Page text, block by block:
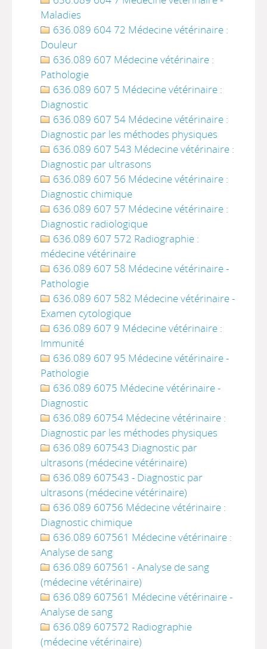
Maladies
636.089 604 72 Médecine vétérinaire :
Douleur
636.089 607 Médecine vétérinaire :
Pathologie
636.089 607 5 Médecine vétérinaire :
Diagnostic
636.089 607 54 Médecine vétérinaire :
Diagnostic par les méthodes physiques
636.089 607 543 Médecine vétérinaire :
Diagnostic par ultrasons
636.089 607 56 Médecine vétérinaire :
Diagnostic chimique
636.089 607 57 Médecine vétérinaire :
Diagnostic radiologique
636.089 607 572 Radiographie :
médecine vétérinaire
636.089 607 58 Médecine vétérinaire -
Pathologie
636.089 607 582 Médecine vétérinaire -
Examen cytologique
636.089 607 9 Médecine vétérinaire :
Immunité
636.089 607 95 Médecine vétérinaire -
Pathologie
636.089 6075 Médecine vétérinaire -
Diagnostic
636.089 60754 Médecine vétérinaire :
Diagnostic par les méthodes physiques
636.089 607543 Diagnostic par
ultrasons (médecine vétérinaire)
636.089 607543 - Diagnostic par
ultrasons (médecine vétérinaire)
636.089 60756 Médecine vétérinaire :
Diagnostic chimique
636.089 607561 Médecine vétérinaire :
Analyse de sang
636.089 607561 - Analyse de sang
(médecine vétérinaire)
636.089 607561 Médecine vétérinaire -
Analyse de sang
636.089 607572 Radiographie
(médecine vétérinaire)